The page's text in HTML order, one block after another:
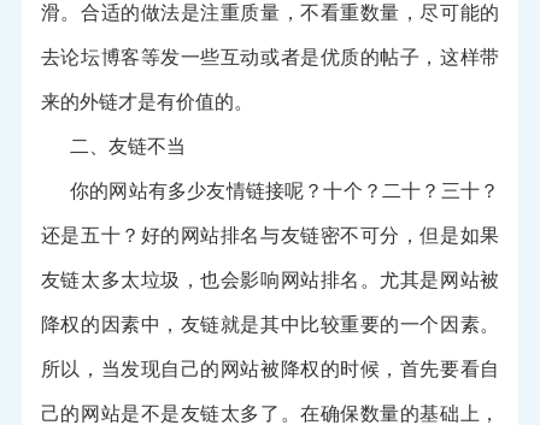
滑。合适的做法是注重质量，不看重数量，尽可能的
去论坛博客等发一些互动或者是优质的帖子，这样带
来的外链才是有价值的。
二、友链不当
你的网站有多少友情链接呢？十个？二十？三十？
还是五十？好的网站排名与友链密不可分，但是如果
友链太多太垃圾，也会影响网站排名。尤其是网站被
降权的因素中，友链就是其中比较重要的一个因素。
所以，当发现自己的网站被降权的时候，首先要看自
己的网站是不是友链太多了。在确保数量的基础上，